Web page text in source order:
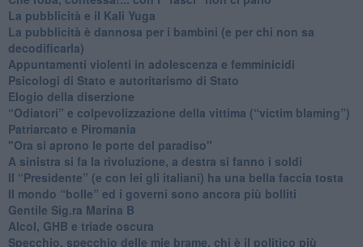
La pubblicità e il Kali Yuga
​La pubblicità è dannosa per i bambini (e per chi non sa
decodificarla)
​Appuntamenti violenti in adolescenza e femminicidi
​Psicologi di Stato e autoritarismo di Stato
Elogio della diserzione
“Odiatori” e colpevolizzazione della vittima (“victim blaming”)
​Patriarcato e Piromania
"Ora si aprono le porte del paradiso"
​A sinistra si fa la rivoluzione, a destra si fanno i soldi
​Il “Presidente” (e con lei gli italiani) ha una bella faccia tosta
​Il mondo “bolle” ed i governi sono ancora più bolliti
​Gentile Sig.ra Marina B
​Alcol, GHB e triade oscura
​Specchio, specchio delle mie brame, chi è il politico più